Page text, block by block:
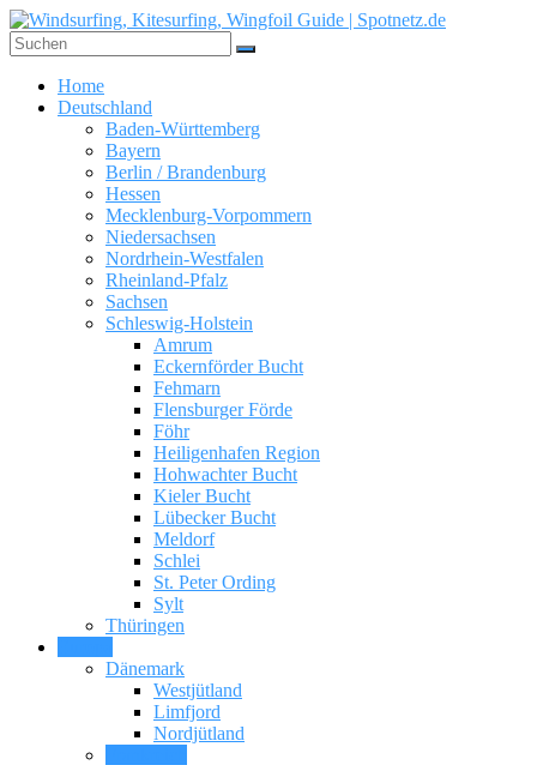
Zum
Inhalt
springen
Windsurfing,
Kitesurfing,
Wingfoil
Spotnetz.de
WINDSURFING
KITESURFING
Home
Deutschland
Baden-Württemberg
Bayern
Berlin / Brandenburg
Hessen
Mecklenburg-Vorpommern
Niedersachsen
Nordrhein-Westfalen
Rheinland-Pfalz
Sachsen
Schleswig-Holstein
Amrum
Eckernförder Bucht
Fehmarn
Flensburger Förde
Föhr
Heiligenhafen Region
Hohwachter Bucht
Kieler Bucht
Lübecker Bucht
Meldorf
Schlei
St. Peter Ording
Sylt
Thüringen
Dänemark
Westjütland
Limfjord
Nordjütland